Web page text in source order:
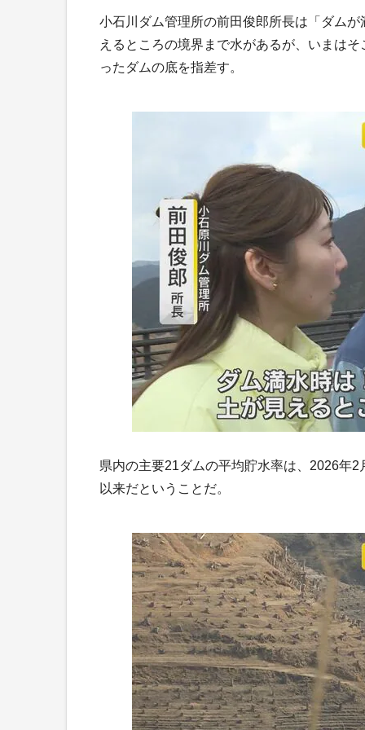
小石川ダム管理所の前田俊郎所長は「ダム
えるところの境界まで水があるが、いまは
ったダムの底を指差す。
県内の主要21ダムの平均貯水率は、2026年
以来だということだ。